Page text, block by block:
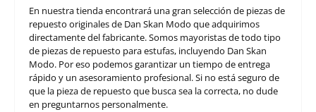
En nuestra tienda encontrará una gran selección de piezas de
repuesto originales de Dan Skan Modo que adquirimos
directamente del fabricante. Somos mayoristas de todo tipo
de piezas de repuesto para estufas, incluyendo Dan Skan
Modo. Por eso podemos garantizar un tiempo de entrega
rápido y un asesoramiento profesional. Si no está seguro de
que la pieza de repuesto que busca sea la correcta, no dude
en preguntarnos personalmente.